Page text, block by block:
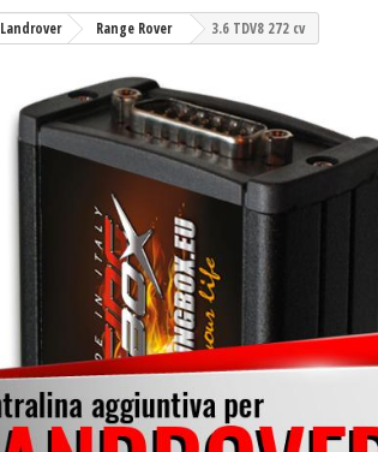
Landrover Range Rover 3.6 TDV8 272 cv